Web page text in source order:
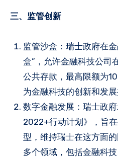
三、监管创新
监管沙盒：瑞士政府在
盒”，允许金融科技公司
公共存款，最高限额为
为金融科技的创新和发展
数字金融发展：瑞士政
2022+行动计划》，旨
型，维持瑞士在这方面
多个领域，包括金融科